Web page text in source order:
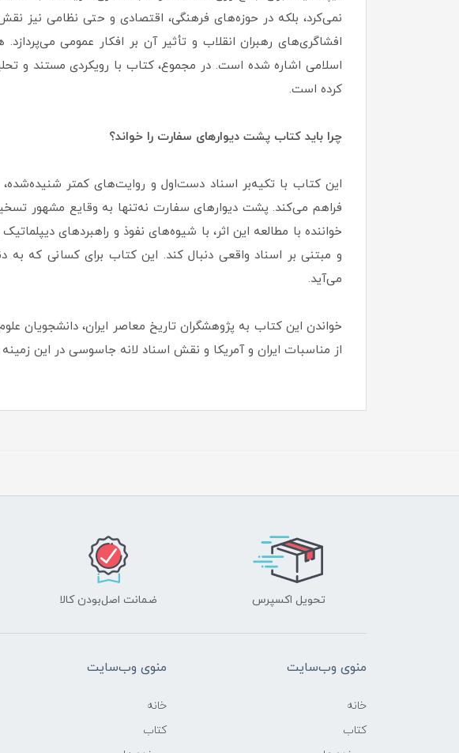
نمی‌کرد، بلکه در حوزه‌های فرهنگی، اقتصادی و حتی نظامی نیز
افشاگری‌های رهبران انقلاب و تأثیر آن بر افکار عمومی
اسلامی اشاره شده است. در مجموع، کتاب با رویکردی مستند و
کرده است.
چرا باید کتاب پشت دیوارهای سفارت را خواند؟
این کتاب با تکیه‌بر اسناد دست‌اول و روایت‌های کمتر
فراهم می‌کند. پشت دیوارهای سفارت نه‌تنها به وقایع مشهور
خواننده با مطالعه این اثر، با شیوه‌های نفوذ و راهبردهای
و مبتنی بر اسناد واقعی دنبال کند. این کتاب برای کسانی که به
می‌آید.
خواندن این کتاب به پژوهشگران تاریخ معاصر ایران، دانشجویان
از مناسبات ایران و آمریکا و نقش اسناد لانه جاسوسی در این
تحویل اکسپرس ضمانت اصل‌بودن کالا
منوی وب‌سایت
خانه
کتاب
منوی وب‌سایت
خانه
کتاب